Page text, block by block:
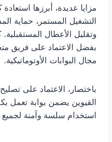
مزايا عديدة، أبرزها
التشغيل المستمر، حماية
وتقليل الأعطال المستقبلية.
بفضل الاعتماد على فريق
مجال البوابات الأوتوماتيكية.
باختصار، الاعتماد على
القيوين يضمن بوابة تعمل
استخدام سلسة وآمنة لجميع